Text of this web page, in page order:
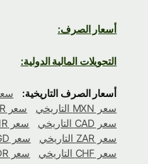
أسعار الصرف:
التحويلات المالية الدولية:
أسعار الصرف التاريخية: سعر AUD التاريخي
سعر MXN التاريخي
سعر EUR التاريخي
سعر CAD التاريخي
سعر INR التاريخي
سعر ZAR التاريخي
سعر SGD التاريخي
سعر CHF التاريخي
سعر IDR التاريخي